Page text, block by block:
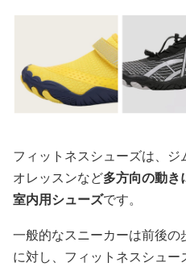
フィットネスシューズは、
オレッスンなど多方向の動き
室内用シューズです。
一般的なスニーカーは前後
に対し、フィットネスシュ